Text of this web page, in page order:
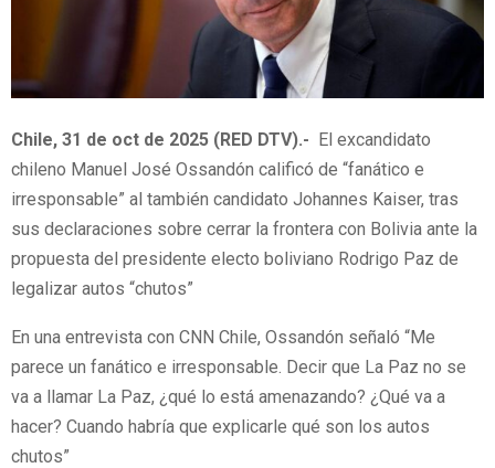
Chile, 31 de oct de 2025 (RED DTV).- El excandidato
chileno Manuel José Ossandón calificó de “fanático e
irresponsable” al también candidato Johannes Kaiser, tras
sus declaraciones sobre cerrar la frontera con Bolivia ante la
propuesta del presidente electo boliviano Rodrigo Paz de
legalizar autos “chutos”
En una entrevista con CNN Chile, Ossandón señaló “Me
parece un fanático e irresponsable. Decir que La Paz no se
va a llamar La Paz, ¿qué lo está amenazando? ¿Qué va a
hacer? Cuando habría que explicarle qué son los autos
chutos”